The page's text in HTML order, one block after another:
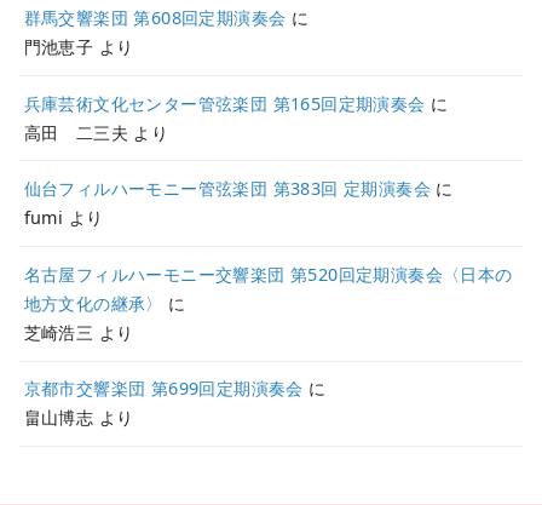
群馬交響楽団 第608回定期演奏会 に
門池恵子 より
兵庫芸術文化センター管弦楽団 第165回定期演奏会 に
高田 二三夫 より
仙台フィルハーモニー管弦楽団 第383回 定期演奏会 に
fumi より
名古屋フィルハーモニー交響楽団 第520回定期演奏会〈日本の
地方文化の継承〉
に
芝崎浩三 より
京都市交響楽団 第699回定期演奏会 に
畠山博志 より